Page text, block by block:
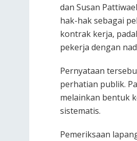
dan Susan
hak-hak sebagai
kontrak kerja,
pekerja dengan
Pernyataan
perhatian publik.
melainkan bentuk
sistematis.
Pemeriksaan